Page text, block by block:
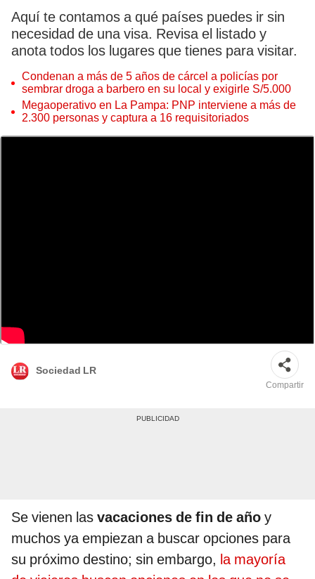
Aquí te contamos a qué países puedes ir sin
necesidad de una visa. Revisa el listado y
anota todos los lugares que tienes para visitar.
Condenan a más de 5 años de cárcel a policías por
sembrar droga a barbero en su local y exigirle S/5.000
Megaoperativo en La Pampa: PNP interviene a más de
2.300 personas y captura a 16 requisitoriados
composición La República
Sociedad LR
Compartir
Se vienen las vacaciones de fin de año y
muchos ya empiezan a buscar opciones para
su próximo destino; sin embargo, la mayoría